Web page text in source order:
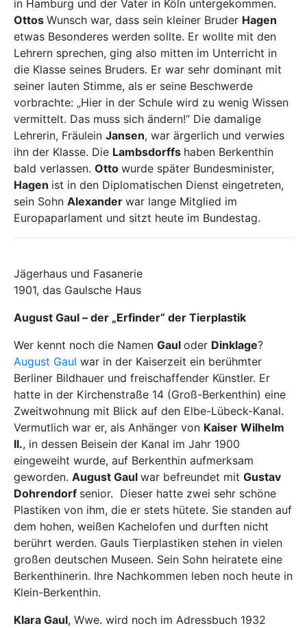
in Hamburg und der Vater in Köln untergekommen.
Ottos Wunsch war, dass sein kleiner Bruder Hagen
etwas Besonderes werden sollte. Er wollte mit den
Lehrern sprechen, ging also mitten im Unterricht in
die Klasse seines Bruders. Er war sehr dominant mit
seiner lauten Stimme, als er seine Beschwerde
vorbrachte: „Hier in der Schule wird zu wenig Wissen
vermittelt. Das muss sich ändern!“ Die damalige
Lehrerin, Fräulein Jansen, war ärgerlich und verwies
ihn der Klasse. Die Lambsdorffs haben Berkenthin
bald verlassen. Otto wurde später Bundesminister,
Hagen ist in den Diplomatischen Dienst eingetreten,
sein Sohn Alexander war lange Mitglied im
Europaparlament und sitzt heute im Bundestag.
Jägerhaus und Fasanerie
1901, das Gaulsche Haus
August Gaul – der „Erfinder“ der Tierplastik
Wer kennt noch die Namen Gaul oder Dinklage?
August Gaul war in der Kaiserzeit ein berühmter
Berliner Bildhauer und freischaffender Künstler. Er
hatte in der Kirchenstraße 14 (Groß-Berkenthin) eine
Zweitwohnung mit Blick auf den Elbe-Lübeck-Kanal.
Vermutlich war er, als Anhänger von Kaiser Wilhelm
II., in dessen Beisein der Kanal im Jahr 1900
eingeweiht wurde, auf Berkenthin aufmerksam
geworden. August Gaul war befreundet mit Gustav
Dohrendorf senior. Dieser hatte zwei sehr schöne
Plastiken von ihm, die er stets hütete. Sie standen auf
dem hohen, weißen Kachelofen und durften nicht
berührt werden. Gauls Tierplastiken stehen in vielen
großen deutschen Museen. Sein Sohn heiratete eine
Berkenthinerin. Ihre Nachkommen leben noch heute in
Klein-Berkenthin.
Klara Gaul, Wwe. wird noch im Adressbuch 1932